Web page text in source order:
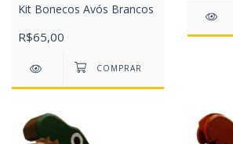
Kit Bonecos Avós Brancos
R$65,00